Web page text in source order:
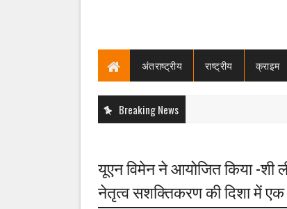
अंतराष्ट्रीय राष्ट्रीय क्राइम
Breaking News
यूएन विमेन ने आयोजित किया -शी
नेतृत्व सशक्तिकरण की दिशा में एक